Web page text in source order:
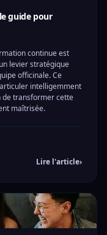
le guide pour
continue est
levier stratégique
officinale. Ce
intelligemment
de transformer cette
maîtrisée.
Lire l'article›